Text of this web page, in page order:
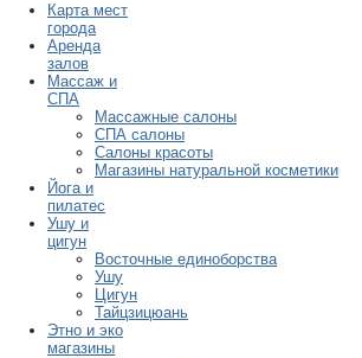
Карта мест
города
Аренда
залов
Массаж и
СПА
Массажные салоны
СПА салоны
Салоны красоты
Магазины натуральной косметики
Йога и
пилатес
Ушу и
цигун
Восточные единоборства
Ушу
Цигун
Тайцзицюань
Этно и эко
магазины